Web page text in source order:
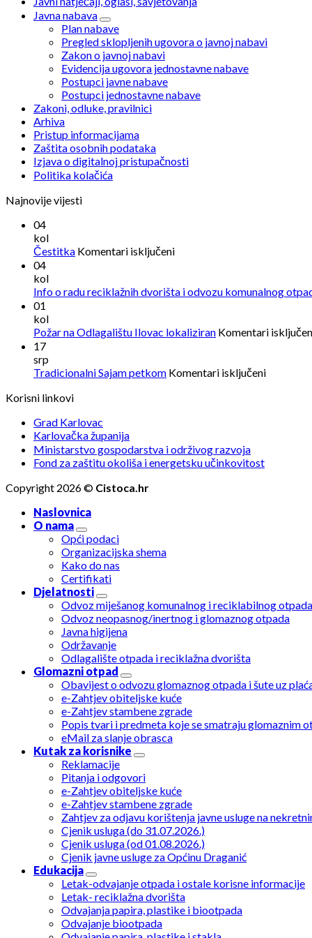
Javna nabava
Plan nabave
Pregled sklopljenih ugovora o javnoj nabavi
Zakon o javnoj nabavi
Evidencija ugovora jednostavne nabave
Postupci javne nabave
Postupci jednostavne nabave
Zakoni, odluke, pravilnici
Arhiva
Pristup informacijama
Zaštita osobnih podataka
Izjava o digitalnoj pristupačnosti
Politika kolačića
Najnovije vijesti
04
kol
Čestitka Komentari isključeniza
04
kol
Info o radu reciklažnih dvorišta i odvozu komunalnog
01
kol
Požar na Odlagalištu Ilovac lokaliziran Komentari
17
srp
Tradicionalni Sajam petkom Komentari isključeniza
Korisni linkovi
Grad Karlovac
Karlovačka županija
Ministarstvo gospodarstva i održivog razvoja
Fond za zaštitu okoliša i energetsku učinkovitost
Copyright 2026 © Cistoca.hr
Naslovnica
O nama
Opći podaci
Organizacijska shema
Kako do nas
Certifikati
Djelatnosti
Odvoz miješanog komunalnog i reciklabilnog otpada
Odvoz neopasnog/inertnog i glomaznog otpada
Javna higijena
Održavanje
Odlagalište otpada i reciklažna dvorišta
Glomazni otpad
Obavijest o odvozu glomaznog otpada i šute uz
e-Zahtjev obiteljske kuće
e-Zahtjev stambene zgrade
Popis tvari i predmeta koje se smatraju glomaznim
eMail za slanje obrasca
Kutak za korisnike
Reklamacije
Pitanja i odgovori
e-Zahtjev obiteljske kuće
e-Zahtjev stambene zgrade
Zahtjev za odjavu korištenja javne usluge na
Cjenik usluga (do 31.07.2026.)
Cjenik usluga (od 01.08.2026.)
Cjenik javne usluge za Općinu Draganić
Edukacija
Letak-odvajanje otpada i ostale korisne informacije
Letak- reciklažna dvorišta
Odvajanja papira, plastike i biootpada
Odvajanje biootpada